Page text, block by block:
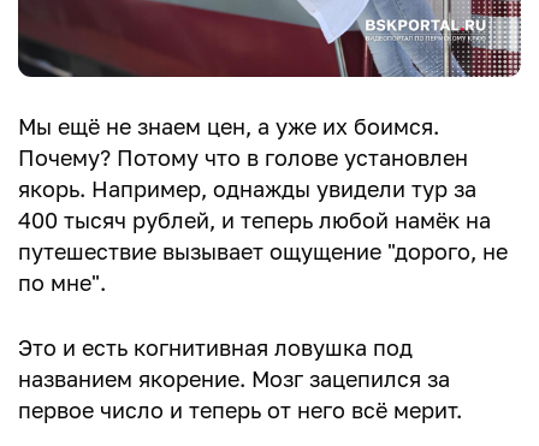
Мы ещё не знаем цен, а уже их боимся.
Почему? Потому что в голове установлен
якорь. Например, однажды увидели тур за
400 тысяч рублей, и теперь любой намёк на
путешествие вызывает ощущение "дорого, не
по мне".
Это и есть когнитивная ловушка под
названием якорение. Мозг зацепился за
первое число и теперь от него всё мерит.